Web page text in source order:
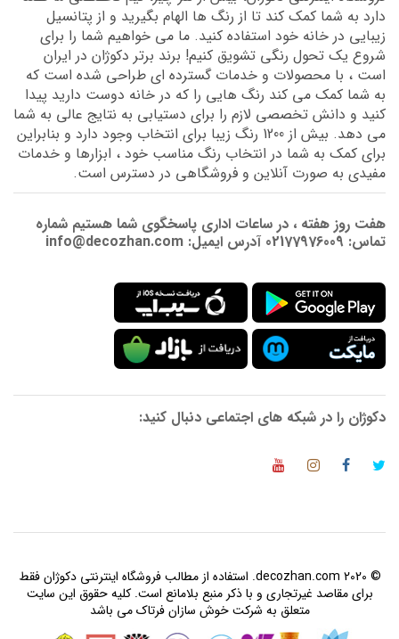
دارد به شما کمک کند تا از رنگ ها الهام بگیرید و از پتانسیل
زیبایی در خانه خود استفاده کنید. ما می خواهیم شما را برای
شروع یک تحول رنگی تشویق کنیم! برند برتر دکوژان در ایران
است ، با محصولات و خدمات گسترده ای طراحی شده است که
به شما کمک می کند رنگ هایی را که در خانه دوست دارید پیدا
کنید و دانش تخصصی لازم را برای دستیابی به نتایج عالی به شما
می دهد. بیش از 1200 رنگ زیبا برای انتخاب وجود دارد و بنابراین
برای کمک به شما در انتخاب رنگ مناسب خود ، ابزارها و خدمات
مفیدی به صورت آنلاین و فروشگاهی در دسترس است.
هفت روز هفته ، در ساعات اداری پاسخگوی شما هستیم شماره
تماس: 02177976009 آدرس ایمیل: info@decozhan.com
دکوژان را در شبکه های اجتماعی دنبال کنید:
© 2020 decozhan.com. استفاده از مطالب فروشگاه اینترنتی دکوژان فقط
برای مقاصد غیرتجاری و با ذکر منبع بلامانع است. کلیه حقوق این سایت
متعلق به شرکت خوش سازان فرتاک می باشد